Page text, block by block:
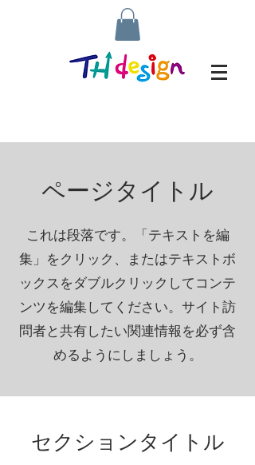
ページタイトル
これは段落です。「テキストを編
集」をクリック、またはテキストボ
ックスをダブルクリックしてコンテ
ンツを編集してください。サイト訪
問者と共有したい関連情報を必ず含
めるようにしましょう。
セクションタイトル